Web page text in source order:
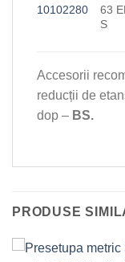
10102280
63
S
Accesorii
reducții de
dop – BS.
PRODUSE